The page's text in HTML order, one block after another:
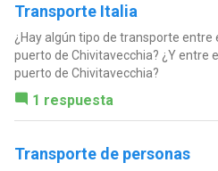
Transporte Italia
¿Hay algún tipo de transporte entre
puerto de Chivitavecchia? ¿Y entre
puerto de Chivitavecchia?
1 respuesta
Transporte de personas